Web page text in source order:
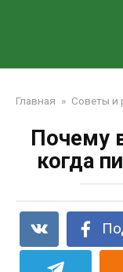
Главная » Советы и
Почему
когда